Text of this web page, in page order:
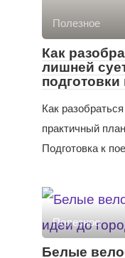
Полезное
Как
лишней
подготовки
Как
практичный
Подготовка к
Полезное
Белые